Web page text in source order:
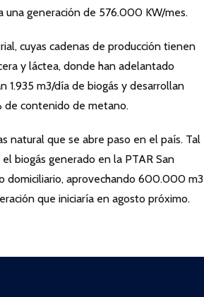
una generación de 576.000 KW/mes.
cuyas cadenas de producción tienen
y láctea, donde han adelantado
1.935 m3/día de biogás y desarrollan
de contenido de metano.
natural que se abre paso en el país. Tal
biogás generado en la PTAR San
domiciliario, aprovechando 600.000 m3
que iniciaría en agosto próximo.